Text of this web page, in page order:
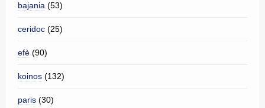
bajania (53)
ceridoc (25)
efè (90)
koinos (132)
paris (30)